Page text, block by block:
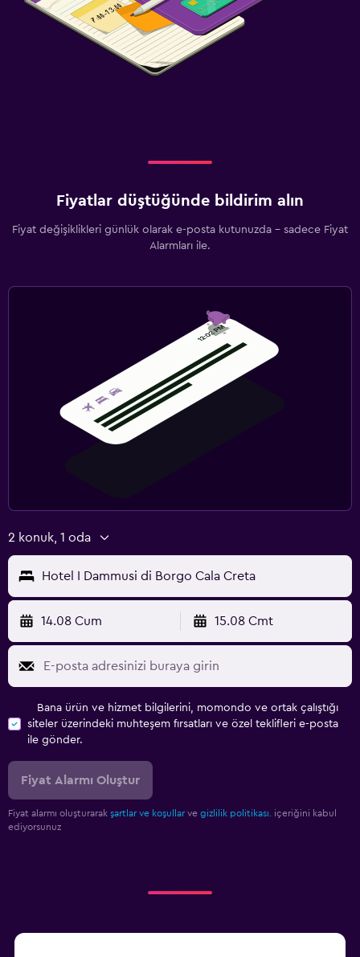
Fiyatlar düştüğünde bildirim alın
Fiyat değişiklikleri günlük olarak e-posta kutunuzda - sadece Fiyat
Alarmları ile.
2 konuk, 1 oda
Hotel I Dammusi di Borgo Cala Creta
14.08 Cum 15.08 Cmt
Bana ürün ve hizmet bilgilerini, momondo ve ortak çalıştığı
siteler üzerindeki muhteşem fırsatları ve özel teklifleri e-posta
ile gönder.
Fiyat Alarmı Oluştur
Fiyat alarmı oluşturarak şartlar ve koşullar ve gizlilik politikası.
içeriğini kabul
ediyorsunuz